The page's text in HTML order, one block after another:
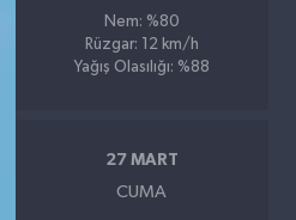
Nem: %80
Rüzgar: 12 km/h
Yağış Olasılığı: %88
27 MART
CUMA